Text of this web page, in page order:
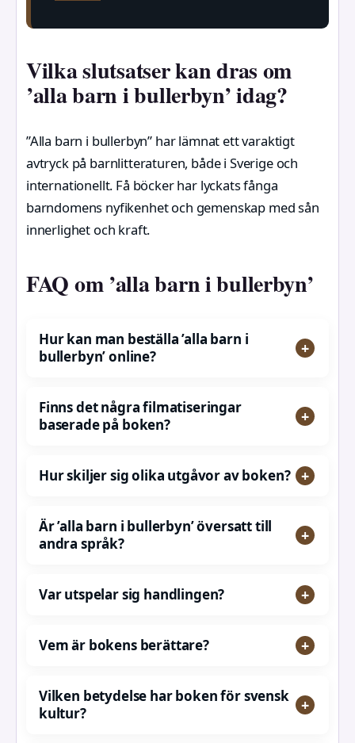
Vilka slutsatser kan dras om
’alla barn i bullerbyn’ idag?
”Alla barn i bullerbyn” har lämnat ett varaktigt
avtryck på barnlitteraturen, både i Sverige och
internationellt. Få böcker har lyckats fånga
barndomens nyfikenhet och gemenskap med sån
innerlighet och kraft.
FAQ om ’alla barn i bullerbyn’
Hur kan man beställa ’alla barn i
bullerbyn’ online?
Finns det några filmatiseringar
baserade på boken?
Hur skiljer sig olika utgåvor av boken?
Är ’alla barn i bullerbyn’ översatt till
andra språk?
Var utspelar sig handlingen?
Vem är bokens berättare?
Vilken betydelse har boken för svensk
kultur?